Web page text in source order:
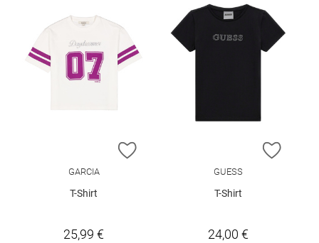
ZUR WUNSCHLISTE HINZUFÜGEN
GARCIA
T-Shirt
25,99 €
ZUR
GUESS
T-Shirt
24,00 €